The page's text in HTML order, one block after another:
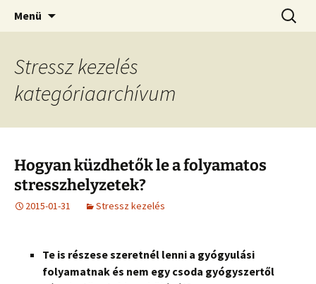
Vitalis Központ
Az életerő forrása!
Menü
Stressz kezelés
kategóriaarchívum
Hogyan küzdhetők le a folyamatos
stresszhelyzetek?
2015-01-31 Stressz kezelés
Te is részese szeretnél lenni a gyógyulási
folyamatnak és nem egy csoda gyógyszertől